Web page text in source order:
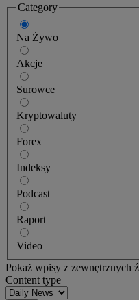
Category
Na Żywo
Akcje
Surowce
Kryptowaluty
Forex
Indeksy
Podcast
Raport
Video
Pokaż wpisy z zewnętrznych
Content type